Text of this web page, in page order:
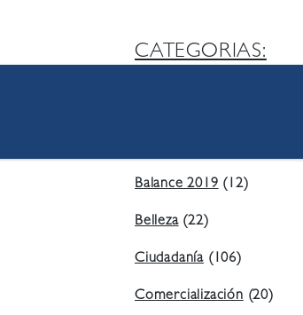
CATEGORIAS:
Balance 2019(12)
Belleza(22)
Ciudadanía (106)
Comercialización(20)